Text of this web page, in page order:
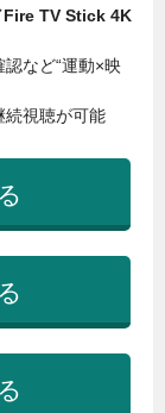
TV Stick 4K
など“運動×映
続視聴が可能